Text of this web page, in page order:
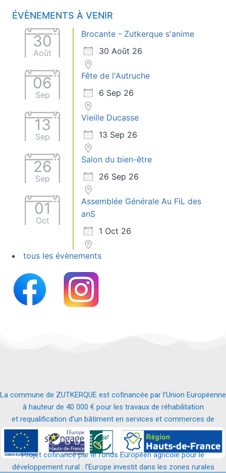
ÉVÈNEMENTS À VENIR
30
Août
Brocante - Zutkerque s'anime
30 Août 26
06
Sep
Fête de l'Autruche
6 Sep 26
13
Sep
Vieille Ducasse
13 Sep 26
26
Sep
Salon du bien-être
26 Sep 26
01
Oct
Assemblée Générale Au FiL des
anS
1 Oct 26
tous les évènements
La commune de ZUTKERQUE est cofinancée par l’Union Européenne
à hauteur de 40 000 € pour les travaux de réhabilitation
et requalification d’un bâtiment en services et commerces de
proximité.
Projet cofinancé par le fonds Européen agricole pour le
développement rural : l’Europe investit dans les zones rurales